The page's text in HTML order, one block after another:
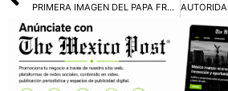
PRIMERA IMAGEN DEL PAPA FRANCISCO DESDE SU HOSPITALIZACIÓN EN EL GEMELLI